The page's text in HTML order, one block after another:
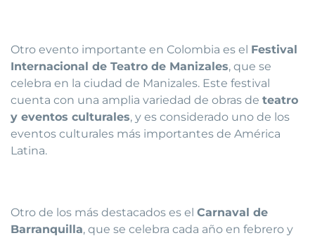
Otro evento importante en Colombia es el Festival
Internacional de Teatro de Manizales, que se
celebra en la ciudad de Manizales. Este festival
cuenta con una amplia variedad de obras de teatro
y eventos culturales, y es considerado uno de los
eventos culturales más importantes de América
Latina.
Otro de los más destacados es el Carnaval de
Barranquilla, que se celebra cada año en febrero y